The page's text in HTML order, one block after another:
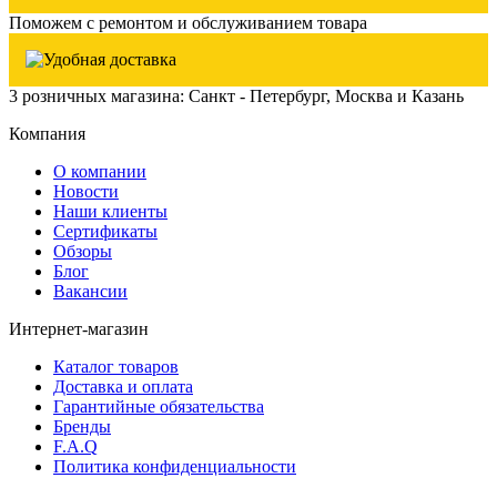
Поможем с ремонтом и обслуживанием товара
3 розничных магазина: Санкт - Петербург, Москва и Казань
Компания
О компании
Новости
Наши клиенты
Сертификаты
Обзоры
Блог
Вакансии
Интернет-магазин
Каталог товаров
Доставка и оплата
Гарантийные обязательства
Бренды
F.A.Q
Политика конфиденциальности